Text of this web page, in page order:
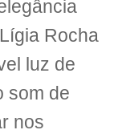
Rocha
luz de
som de
nos